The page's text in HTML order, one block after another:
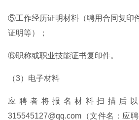
⑤工作经历证明材料（聘用合同复印
证明等）；
⑥职称或职业技能证书复印件。
（3）电子材料
应聘者将报名材料扫描后
315545127@qq.com（文件名：应